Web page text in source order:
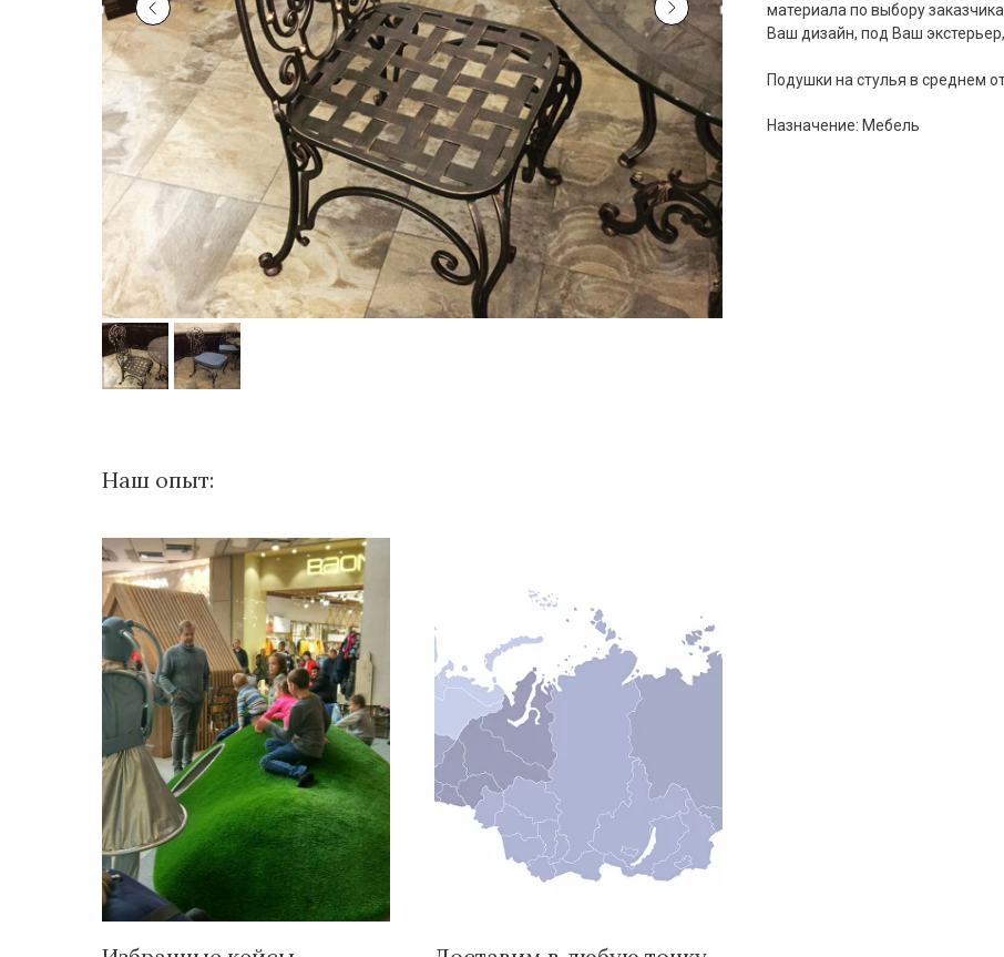
материала по выбору
Ваш дизайн, под Ваш
Подушки на стулья в среднем
Назначение: Мебель
Наш опыт: